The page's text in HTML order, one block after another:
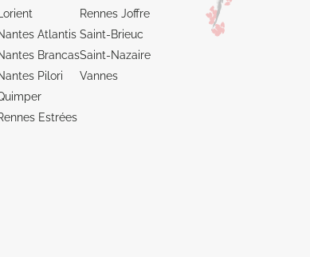
Lorient
Atlantis
Brancas
Pilori
Estrées
Rennes Joffre
Saint-Brieuc
Saint-Nazaire
Vannes